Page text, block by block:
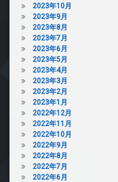
2023年10月
2023年9月
2023年8月
2023年7月
2023年6月
2023年5月
2023年4月
2023年3月
2023年2月
2023年1月
2022年12月
2022年11月
2022年10月
2022年9月
2022年8月
2022年7月
2022年6月